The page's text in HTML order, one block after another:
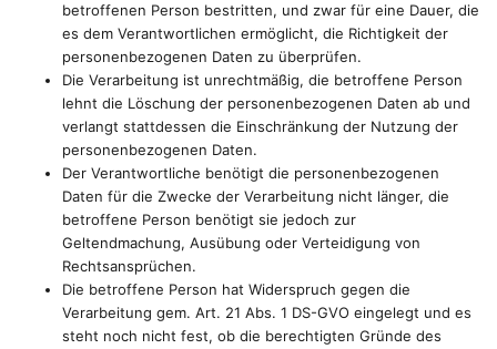
betroffenen Person bestritten, und zwar für eine Dauer, die
es dem Verantwortlichen ermöglicht, die Richtigkeit der
personenbezogenen Daten zu überprüfen.
Die Verarbeitung ist unrechtmäßig, die betroffene Person
lehnt die Löschung der personenbezogenen Daten ab und
verlangt stattdessen die Einschränkung der Nutzung der
personenbezogenen Daten.
Der Verantwortliche benötigt die personenbezogenen
Daten für die Zwecke der Verarbeitung nicht länger, die
betroffene Person benötigt sie jedoch zur
Geltendmachung, Ausübung oder Verteidigung von
Rechtsansprüchen.
Die betroffene Person hat Widerspruch gegen die
Verarbeitung gem. Art. 21 Abs. 1 DS-GVO eingelegt und es
steht noch nicht fest, ob die berechtigten Gründe des